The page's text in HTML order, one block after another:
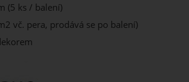
(5 ks / balení)
vč. pera, prodává se po balení)